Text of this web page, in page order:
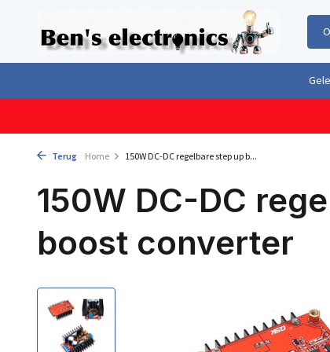
Terug Home 150W DC-DC regelbare step up b...
150W DC-DC
boost converter